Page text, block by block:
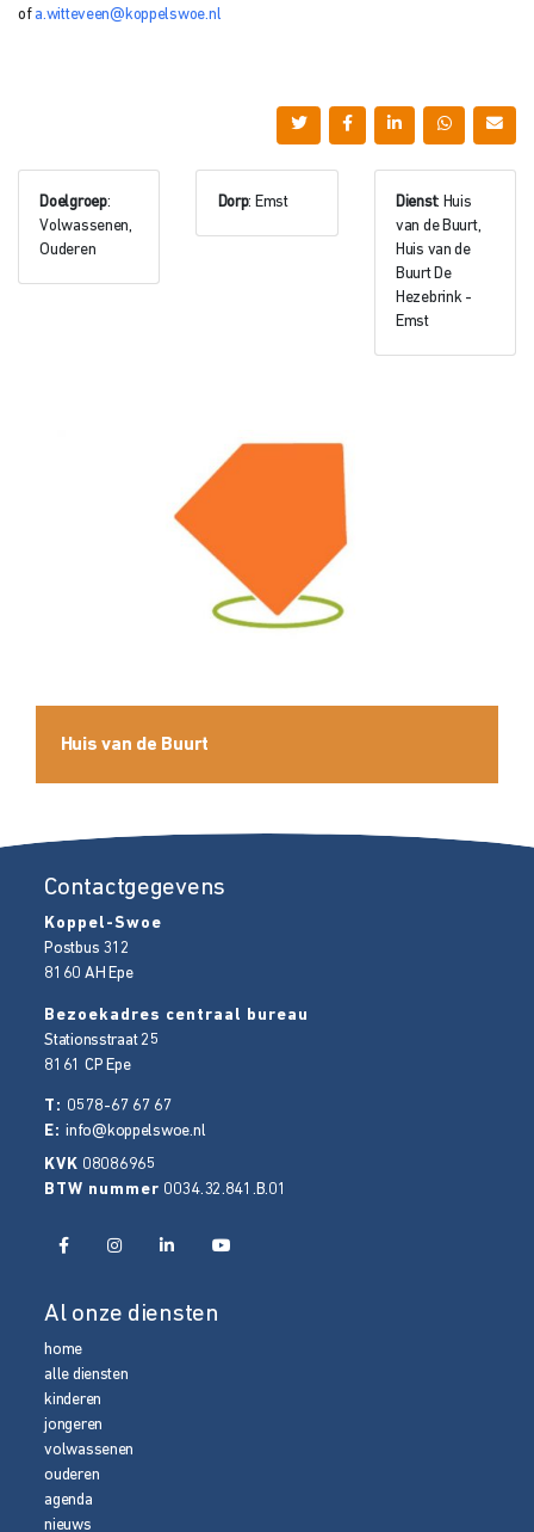
of a.witteveen@koppelswoe.nl
Doelgroep:
Volwassenen,
Ouderen
Dorp: Emst Dienst: Huis
van de Buurt,
Huis van de
Buurt De
Hezebrink -
Emst
Huis van de Buurt
Contactgegevens
Koppel-Swoe
Postbus 312
8160 AH Epe
Bezoekadres centraal bureau
Stationsstraat 25
8161 CP Epe
T: 0578-67 67 67
E:info@koppelswoe.nl
KVK 08086965
BTW nummer 0034.32.841.B.01
Al onze diensten
home
alle diensten
kinderen
jongeren
volwassenen
ouderen
agenda
nieuws